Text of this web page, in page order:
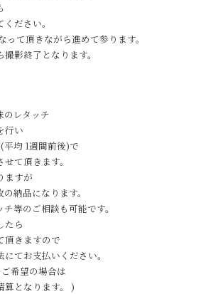
ださい。
って頂きながら進めて参ります。
影終了となります。
のレタッチ
行い
均 1週間前後)で
て頂きます。
ますが
納品になります。
等のご相談も可能です。
たら
頂きますので
てお支払いください。
希望の場合は
算となります。 )